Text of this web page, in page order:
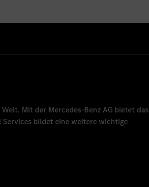
Mit der Mercedes-Benz AG bietet das
Services bildet eine weitere wichtige